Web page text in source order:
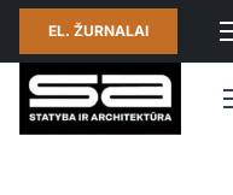
EL. ŽURNALAI